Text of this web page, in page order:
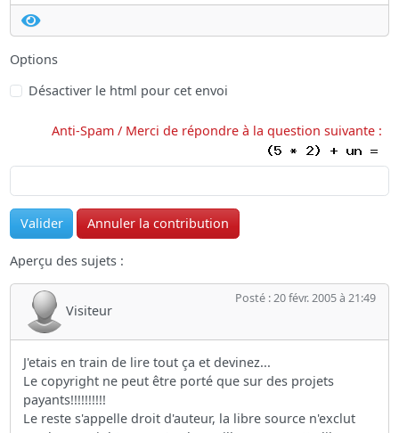
Options
Désactiver le html pour cet envoi
Anti-Spam / Merci de répondre à la question suivante :
Aperçu des sujets :
Visiteur
Posté : 20 févr. 2005 à 21:49
J'etais en train de lire tout ça et devinez...
Le copyright ne peut être porté que sur des projets
payants!!!!!!!!!!
Le reste s'appelle droit d'auteur, la libre source n'exclut